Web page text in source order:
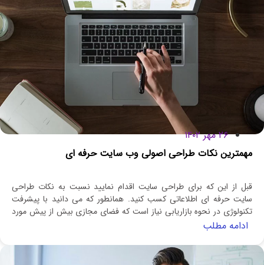
۲۶ مهر ۱۴۰۲
مهمترین نکات طراحی اصولی وب سایت حرفه ای
قبل از این که برای طراحی سایت اقدام نمایید نسبت به نکات طراحی
سایت حرفه ای اطلاعاتی کسب کنید. همانطور که می دانید با پیشرفت
تکنولوژی در نحوه بازاریابی نیاز است که فضای مجازی بیش از پیش مورد
توجه قرار گیرد.
ادامه مطلب